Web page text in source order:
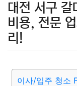
대전 서구
비용, 전문
리!
이사/입주 청소